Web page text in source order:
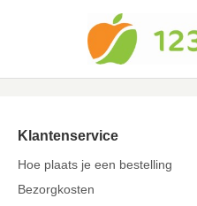
Klantenservice
Hoe plaats je een bestelling
Bezorgkosten